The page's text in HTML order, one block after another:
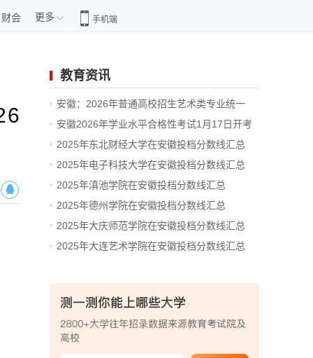
财会 更多 手机端
教育资讯
安徽：2026年普通高校招生艺术类专业统一
考...
安徽2026年学业水平合格性考试1月17日开考
2025年东北财经大学在安徽投档分数线汇总
2025年电子科技大学在安徽投档分数线汇总
2025年滇池学院在安徽投档分数线汇总
2025年德州学院在安徽投档分数线汇总
2025年大庆师范学院在安徽投档分数线汇总
2025年大连艺术学院在安徽投档分数线汇总